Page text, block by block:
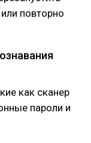
повторно
как сканер
пароли и